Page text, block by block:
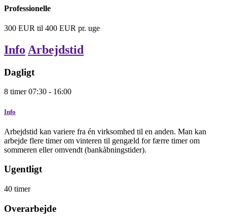
Professionelle
300 EUR til 400 EUR pr. uge
Info Arbejdstid
Dagligt
8 timer07:30 - 16:00
Info
Arbejdstid kan variere fra én virksomhed til en anden. Man kan
arbejde flere timer om vinteren til gengæld for færre timer om
sommeren eller omvendt (bankåbningstider).
Ugentligt
40 timer
Overarbejde